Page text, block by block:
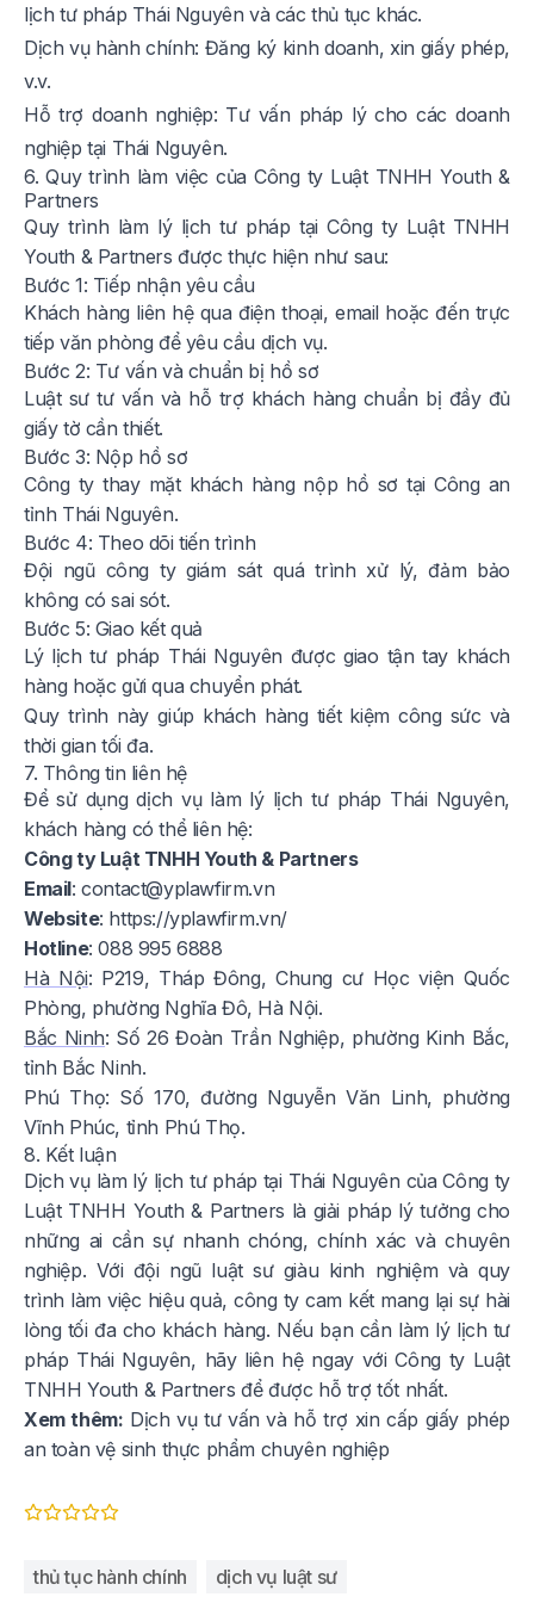
lịch tư pháp Thái Nguyên và các thủ tục khác.
Dịch vụ hành chính: Đăng ký kinh doanh, xin giấy phép,
v.v.
Hỗ trợ doanh nghiệp: Tư vấn pháp lý cho các doanh
nghiệp tại Thái Nguyên.
6. Quy trình làm việc của Công ty Luật TNHH Youth &
Partners
Quy trình làm lý lịch tư pháp tại Công ty Luật TNHH
Youth & Partners được thực hiện như sau:
Bước 1: Tiếp nhận yêu cầu
Khách hàng liên hệ qua điện thoại, email hoặc đến trực
tiếp văn phòng để yêu cầu dịch vụ.
Bước 2: Tư vấn và chuẩn bị hồ sơ
Luật sư tư vấn và hỗ trợ khách hàng chuẩn bị đầy đủ
giấy tờ cần thiết.
Bước 3: Nộp hồ sơ
Công ty thay mặt khách hàng nộp hồ sơ tại Công an
tỉnh Thái Nguyên.
Bước 4: Theo dõi tiến trình
Đội ngũ công ty giám sát quá trình xử lý, đảm bảo
không có sai sót.
Bước 5: Giao kết quả
Lý lịch tư pháp Thái Nguyên được giao tận tay khách
hàng hoặc gửi qua chuyển phát.
Quy trình này giúp khách hàng tiết kiệm công sức và
thời gian tối đa.
7. Thông tin liên hệ
Để sử dụng dịch vụ làm lý lịch tư pháp Thái Nguyên,
khách hàng có thể liên hệ:
Công ty Luật TNHH Youth & Partners
Email:contact@yplawfirm.vn
Website: https://yplawfirm.vn/
Hotline: 088 995 6888
Hà Nội: P219, Tháp Đông, Chung cư Học viện Quốc
Phòng, phường Nghĩa Đô, Hà Nội.
Bắc Ninh: Số 26 Đoàn Trần Nghiệp, phường Kinh Bắc,
tỉnh Bắc Ninh.
Phú Thọ: Số 170, đường Nguyễn Văn Linh, phường
Vĩnh Phúc, tỉnh Phú Thọ.
8. Kết luận
Dịch vụ làm lý lịch tư pháp tại Thái Nguyên của Công ty
Luật TNHH Youth & Partners là giải pháp lý tưởng cho
những ai cần sự nhanh chóng, chính xác và chuyên
nghiệp. Với đội ngũ luật sư giàu kinh nghiệm và quy
trình làm việc hiệu quả, công ty cam kết mang lại sự hài
lòng tối đa cho khách hàng. Nếu bạn cần làm lý lịch tư
pháp Thái Nguyên, hãy liên hệ ngay với Công ty Luật
TNHH Youth & Partners để được hỗ trợ tốt nhất.
Xem thêm: Dịch vụ tư vấn và hỗ trợ xin cấp giấy phép
an toàn vệ sinh thực phẩm chuyên nghiệp
thủ tục hành chính dịch vụ luật sư